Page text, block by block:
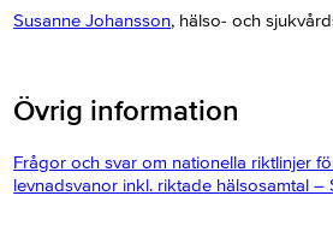
Susanne Johansson, hälso- och
Övrig information
Frågor och svar om nationella riktlinjer
levnadsvanor inkl. riktade hälsosamtal –